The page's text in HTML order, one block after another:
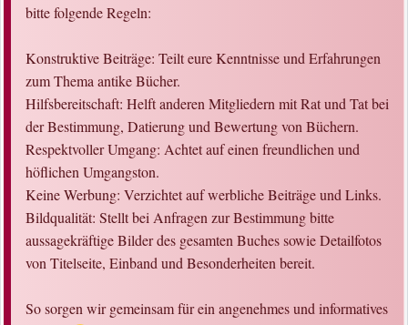
bitte folgende Regeln:
Konstruktive Beiträge: Teilt eure Kenntnisse und Erfahrungen
zum Thema antike Bücher.
Hilfsbereitschaft: Helft anderen Mitgliedern mit Rat und Tat bei
der Bestimmung, Datierung und Bewertung von Büchern.
Respektvoller Umgang: Achtet auf einen freundlichen und
höflichen Umgangston.
Keine Werbung: Verzichtet auf werbliche Beiträge und Links.
Bildqualität: Stellt bei Anfragen zur Bestimmung bitte
aussagekräftige Bilder des gesamten Buches sowie Detailfotos
von Titelseite, Einband und Besonderheiten bereit.
So sorgen wir gemeinsam für ein angenehmes und informatives